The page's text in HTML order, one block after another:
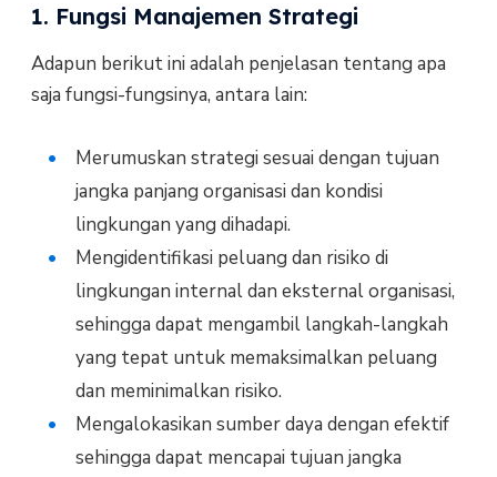
1. Fungsi Manajemen Strategi
Adapun berikut ini adalah penjelasan tentang apa
saja fungsi-fungsinya, antara lain:
Merumuskan strategi sesuai dengan tujuan
jangka panjang organisasi dan kondisi
lingkungan yang dihadapi.
Mengidentifikasi peluang dan risiko di
lingkungan internal dan eksternal organisasi,
sehingga dapat mengambil langkah-langkah
yang tepat untuk memaksimalkan peluang
dan meminimalkan risiko.
Mengalokasikan sumber daya dengan efektif
sehingga dapat mencapai tujuan jangka